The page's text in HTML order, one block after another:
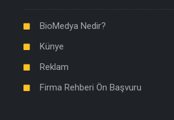
BioMedya Nedir?
Künye
Reklam
Firma Rehberi Ön Başvuru